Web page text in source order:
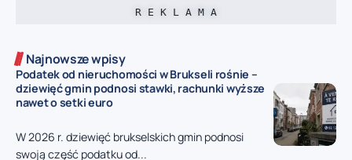
R E K L A M A
Najnowsze wpisy
Podatek od nieruchomości w Brukseli rośnie –
dziewięć gmin podnosi stawki, rachunki wyższe
nawet o setki euro
W 2026 r. dziewięć brukselskich gmin podnosi
swoją część podatku od...